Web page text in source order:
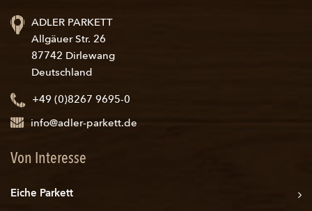
ADLER PARKETT
Allgäuer Str. 26
87742 Dirlewang
Deutschland
+49 (0)8267 9695-0
info@adler-parkett.de
Von Interesse
Eiche Parkett